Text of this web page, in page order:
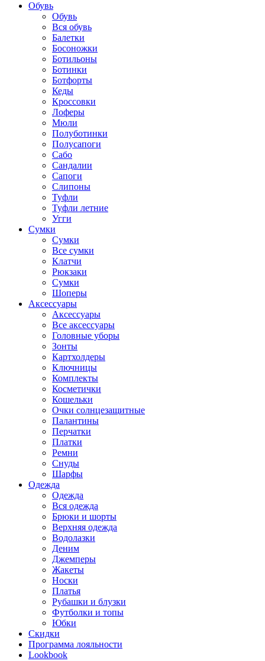
Обувь
Обувь
Вся обувь
Балетки
Босоножки
Ботильоны
Ботинки
Ботфорты
Кеды
Кроссовки
Лоферы
Мюли
Полуботинки
Полусапоги
Сабо
Сандалии
Сапоги
Слипоны
Туфли
Туфли летние
Угги
Сумки
Сумки
Все сумки
Клатчи
Рюкзаки
Сумки
Шоперы
Аксессуары
Аксессуары
Все аксессуары
Головные уборы
Зонты
Картхолдеры
Ключницы
Комплекты
Косметички
Кошельки
Очки солнцезащитные
Палантины
Перчатки
Платки
Ремни
Снуды
Шарфы
Одежда
Одежда
Вся одежда
Брюки и шорты
Верхняя одежда
Водолазки
Деним
Джемперы
Жакеты
Носки
Платья
Рубашки и блузки
Футболки и топы
Юбки
Скидки
Программа лояльности
Lookbook